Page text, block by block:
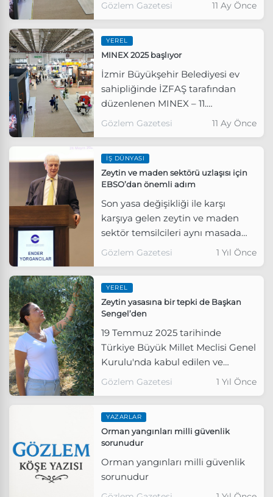
Gözlem Gazetesi 11 Ay Önce
YEREL
MINEX 2025 başlıyor
İzmir Büyükşehir Belediyesi ev
sahipliğinde İZFAŞ tarafından
düzenlenen MINEX – 11.
Uluslararası Madencilik, Doğal
Fuar İzmir’de yapılacak.
Gözlem Gazetesi 11 Ay Önce
İŞ DÜNYASI
Zeytin ve maden sektörü uzlaşısı için
EBSO’dan önemli adım
Son yasa değişikliği ile karşı
karşıya gelen zeytin ve maden
sektör temsilcileri aynı masada
buluştu.
Gözlem Gazetesi 1 Yıl Önce
YEREL
Zeytin yasasına bir tepki de Başkan
Sengel’den
19 Temmuz 2025 tarihinde
Türkiye Büyük Millet Meclisi Genel
Kurulu'nda kabul edilen ve
zeytinlik alanların madencilik
Efes Selçuk Belediye Başkanı Filiz
Ceritoğlu Sengel’den geldi.
Gözlem Gazetesi 1 Yıl Önce
YAZARLAR
Orman yangınları milli güvenlik
sorunudur
Orman yangınları milli güvenlik
sorunudur